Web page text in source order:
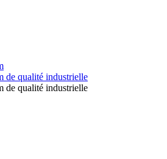
de qualité industrielle
de qualité industrielle